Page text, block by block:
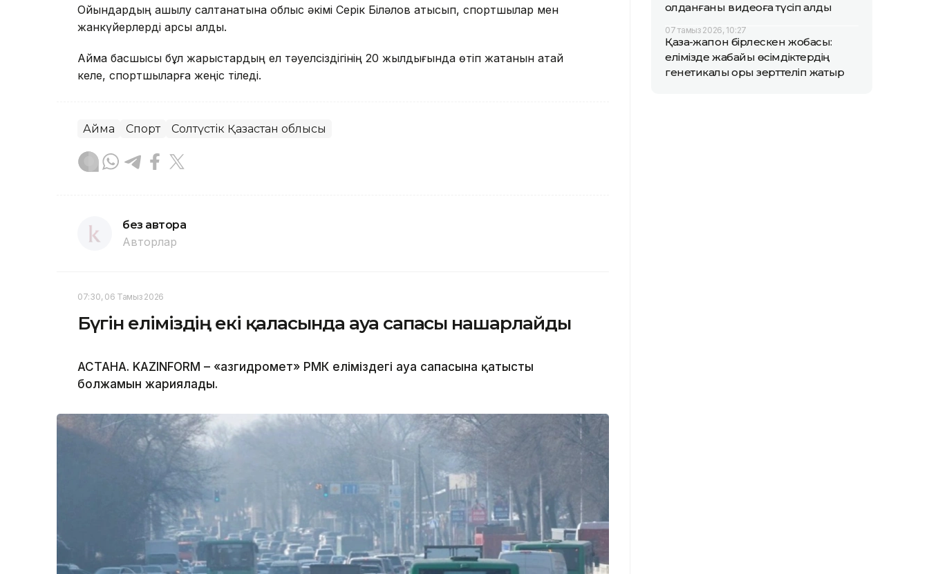
Ойындардың ашылу салтанатына облыс әкімі Серік Біләлов қатысып, спортшылар мен
жанкүйерлерді қарсы алды.
Аймақ басшысы бұл жарыстардың ел тәуелсіздігінің 20 жылдығында өтіп жатанын атай
келе, спортшыларға жеңіс тіледі.
Аймақ Спорт Солтүстік Қазақстан облысы
без автора
Авторлар
07:30, 06 Тамыз 2026
Бүгін еліміздің екі қаласында ауа сапасы нашарлайды
АСТАНА. KAZINFORM – «Қазгидромет» РМК еліміздегі ауа сапасына қатысты
болжамын жариялады.
қолданғаны видеоға түсіп қалды
07 тамыз 2026, 10:27
Қазақ-жапон бірлескен жобасы:
елімізде жабайы өсімдіктердің
генетикалық қоры зерттеліп жатыр